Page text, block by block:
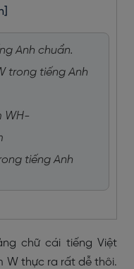
Anh chuẩn.
trong tiếng Anh
WH-
tiếng Anh
chữ cái tiếng Việt
W thực ra rất dễ thôi.